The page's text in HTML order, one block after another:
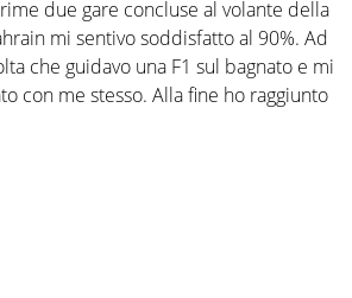
due gare concluse al volante della
mi sentivo soddisfatto al 90%. Ad
che guidavo una F1 sul bagnato e mi
con me stesso. Alla fine ho raggiunto